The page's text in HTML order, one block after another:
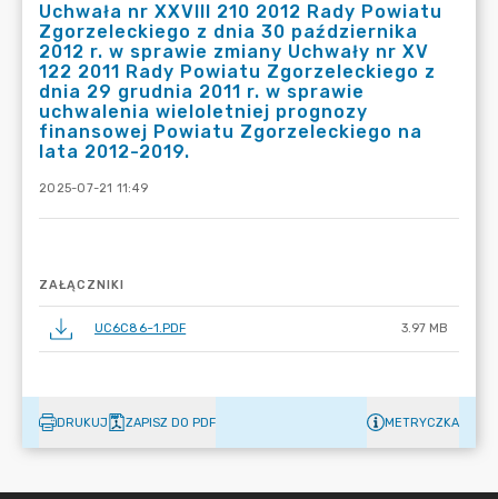
Uchwała nr XXVIII 210 2012 Rady Powiatu
Zgorzeleckiego z dnia 30 października
2012 r. w sprawie zmiany Uchwały nr XV
122 2011 Rady Powiatu Zgorzeleckiego z
dnia 29 grudnia 2011 r. w sprawie
uchwalenia wieloletniej prognozy
finansowej Powiatu Zgorzeleckiego na
lata 2012-2019.
2025-07-21 11:49
ZAŁĄCZNIKI
UC6C86~1.PDF 3.97 MB
DRUKUJ ZAPISZ DO PDF METRYCZKA